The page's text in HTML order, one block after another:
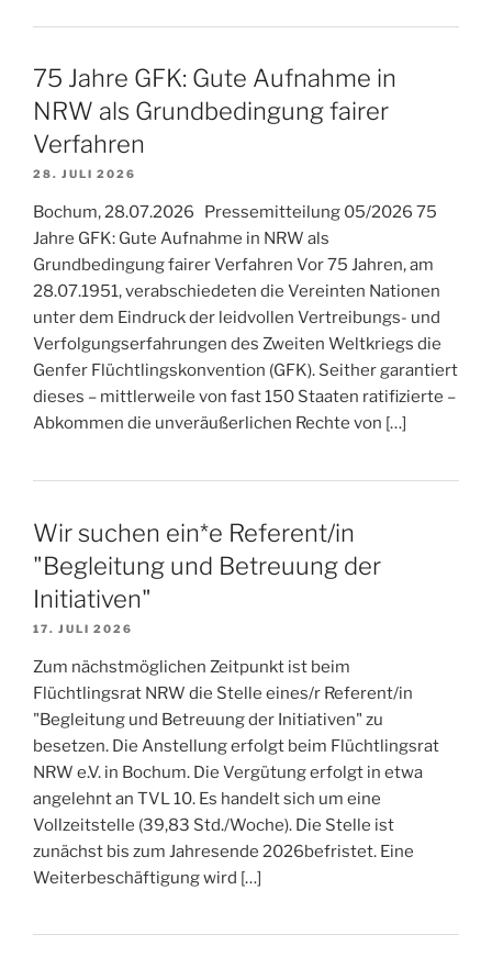
75 Jahre GFK: Gute Aufnahme in
NRW als Grundbedingung fairer
Verfahren
28. JULI 2026
Bochum, 28.07.2026 Pressemitteilung 05/2026 75
Jahre GFK: Gute Aufnahme in NRW als
Grundbedingung fairer Verfahren Vor 75 Jahren, am
28.07.1951, verabschiedeten die Vereinten Nationen
unter dem Eindruck der leidvollen Vertreibungs- und
Verfolgungserfahrungen des Zweiten Weltkriegs die
Genfer Flüchtlingskonvention (GFK). Seither garantiert
dieses – mittlerweile von fast 150 Staaten ratifizierte –
Abkommen die unveräußerlichen Rechte von […]
Wir suchen ein*e Referent/in
"Begleitung und Betreuung der
Initiativen"
17. JULI 2026
Zum nächstmöglichen Zeitpunkt ist beim
Flüchtlingsrat NRW die Stelle eines/r Referent/in
"Begleitung und Betreuung der Initiativen" zu
besetzen. Die Anstellung erfolgt beim Flüchtlingsrat
NRW e.V. in Bochum. Die Vergütung erfolgt in etwa
angelehnt an TVL 10. Es handelt sich um eine
Vollzeitstelle (39,83 Std./Woche). Die Stelle ist
zunächst bis zum Jahresende 2026befristet. Eine
Weiterbeschäftigung wird […]